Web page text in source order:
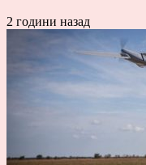
2 години назад